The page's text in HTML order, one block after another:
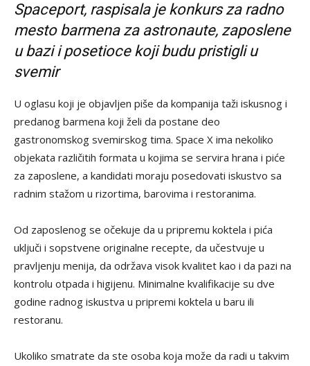
Spaceport, raspisala je konkurs za radno
mesto barmena za astronaute, zaposlene
u bazi i posetioce koji budu pristigli u
svemir
U oglasu koji je objavljen piše da kompanija taži iskusnog i
predanog barmena koji želi da postane deo
gastronomskog svemirskog tima. Space X ima nekoliko
objekata različitih formata u kojima se servira hrana i piće
za zaposlene, a kandidati moraju posedovati iskustvo sa
radnim stažom u rizortima, barovima i restoranima.
Od zaposlenog se očekuje da u pripremu koktela i pića
uključi i sopstvene originalne recepte, da učestvuje u
pravljenju menija, da održava visok kvalitet kao i da pazi na
kontrolu otpada i higijenu. Minimalne kvalifikacije su dve
godine radnog iskustva u pripremi koktela u baru ili
restoranu.
Ukoliko smatrate da ste osoba koja može da radi u takvim